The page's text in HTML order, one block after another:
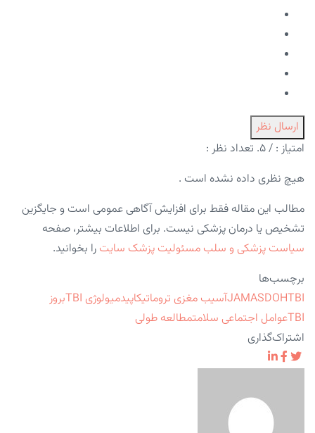
ارسال نظر
امتیاز : / ۵. تعداد نظر :
هیچ نظری داده نشده است .
مطالب این مقاله فقط برای افزایش آگاهی عمومی است و جایگزین
تشخیص یا درمان پزشکی نیست. برای اطلاعات بیشتر، صفحه
سیاست پزشکی و سلب مسئولیت پزشک سایت را بخوانید.
برچسب‌ها
JAMASDOHTBI آسیب مغزی تروماتیکاپیدمیولوژی TBI
بروز
TBIعوامل اجتماعی سلامتمطالعه طولی
اشتراک‌گذاری